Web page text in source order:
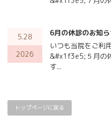
5.28
2026
6月の休診のお知
いつも当院をご利
&#x1f3e5;５月の
す...
トップページに戻る